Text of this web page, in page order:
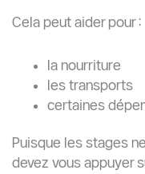
Cela peut aider pour :
la nourriture
les transports
certaines
Puisque les stages
devez vous appuyer